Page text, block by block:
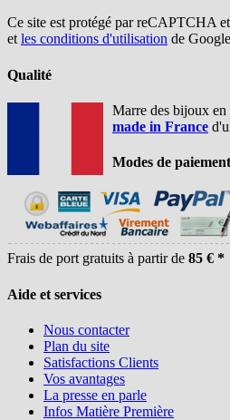
Ce site est protégé par reCAPTCHA et
etles conditions d'utilisation de
Qualité
Marre des bijoux
made in France
Modes de
Frais de port gratuits à partir de 85 € *
Aide et services
Nous contacter
Plan du site
Satisfactions Clients
Vos avantages
La presse en parle
Infos Matière Première